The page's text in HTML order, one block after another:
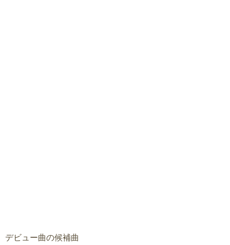
デビュー曲の候補曲